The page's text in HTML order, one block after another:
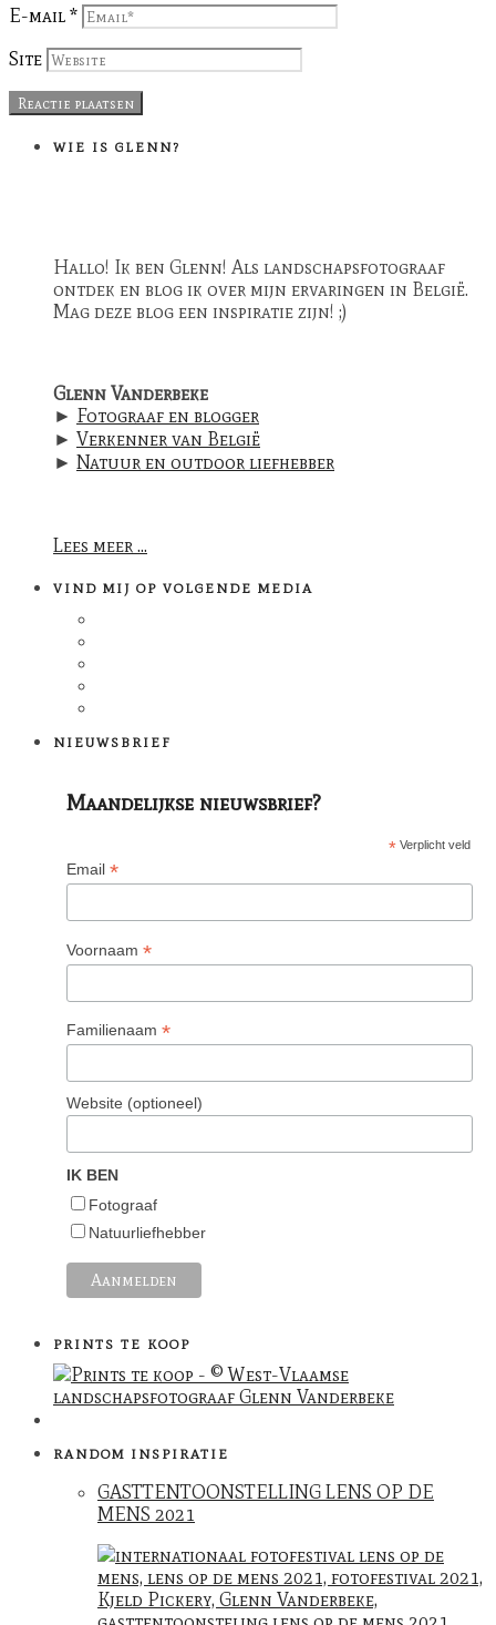
E-mail *
Site
WIE IS GLENN?
Hallo! Ik ben Glenn! Als landschapsfotograaf
ontdek en blog ik over mijn ervaringen in België.
Mag deze blog een inspiratie zijn! ;)
Glenn Vanderbeke
► Fotograaf en blogger
► Verkenner van België
► Natuur en outdoor liefhebber
Lees meer ...
VIND MIJ OP VOLGENDE MEDIA
NIEUWSBRIEF
Maandelijkse nieuwsbrief?
*Verplicht veld
Email *
Voornaam *
Familienaam *
Website (optioneel)
IK BEN
Fotograaf
Natuurliefhebber
PRINTS TE KOOP
RANDOM INSPIRATIE
GASTTENTOONSTELLING LENS OP DE
MENS 2021